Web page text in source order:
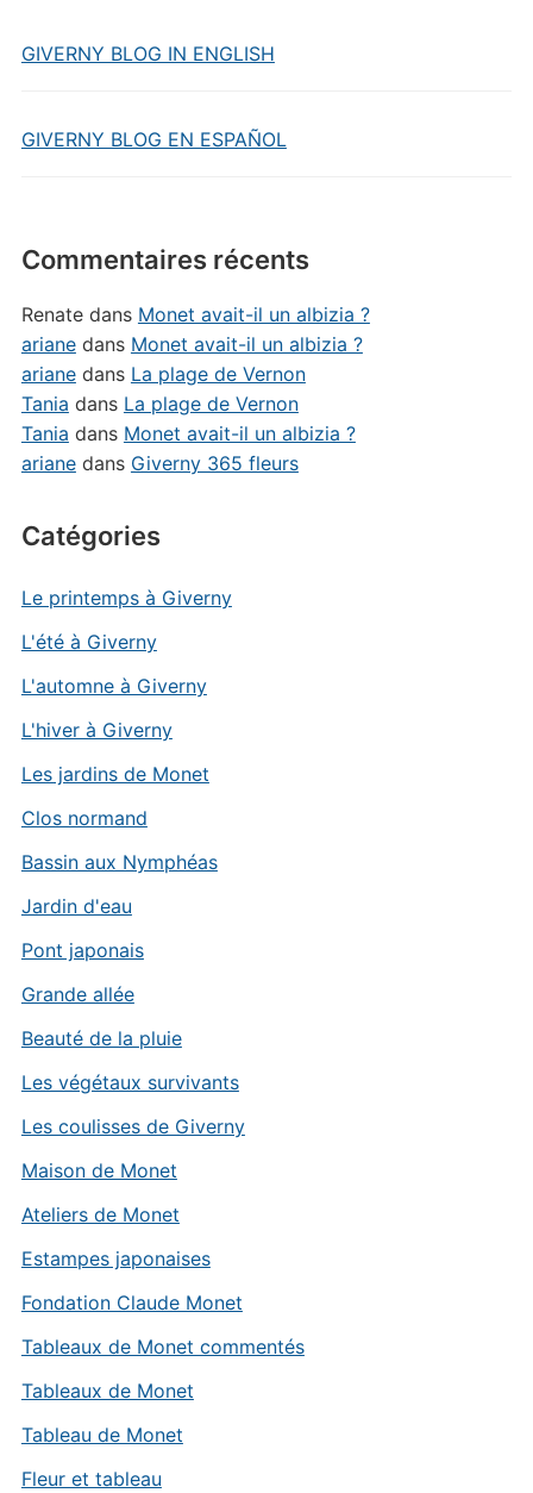
GIVERNY BLOG IN ENGLISH
GIVERNY BLOG EN ESPAÑOL
Commentaires récents
Renatedans Monet avait-il un albizia ?
arianedans Monet avait-il un albizia ?
arianedans La plage de Vernon
Tania dans La plage de Vernon
Tania dans Monet avait-il un albizia ?
arianedans Giverny 365 fleurs
Catégories
Le printemps à Giverny
L'été à Giverny
L'automne à Giverny
L'hiver à Giverny
Les jardins de Monet
Clos normand
Bassin aux Nymphéas
Jardin d'eau
Pont japonais
Grande allée
Beauté de la pluie
Les végétaux survivants
Les coulisses de Giverny
Maison de Monet
Ateliers de Monet
Estampes japonaises
Fondation Claude Monet
Tableaux de Monet commentés
Tableaux de Monet
Tableau de Monet
Fleur et tableau